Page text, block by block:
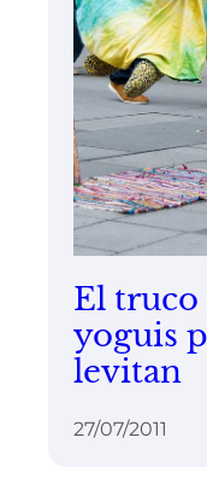
El truco
yoguis
levitan
27/07/2011